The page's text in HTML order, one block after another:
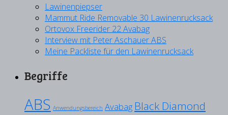
Lawinenpiepser
Mammut Ride Removable 30 Lawinenrucksack
Ortovox Freerider 22 Avabag
Interview mit Peter Aschauer ABS
Meine Packliste für den Lawinenrucksack
Begriffe
ABS Anwendungsbereich Avabag Black Diamond